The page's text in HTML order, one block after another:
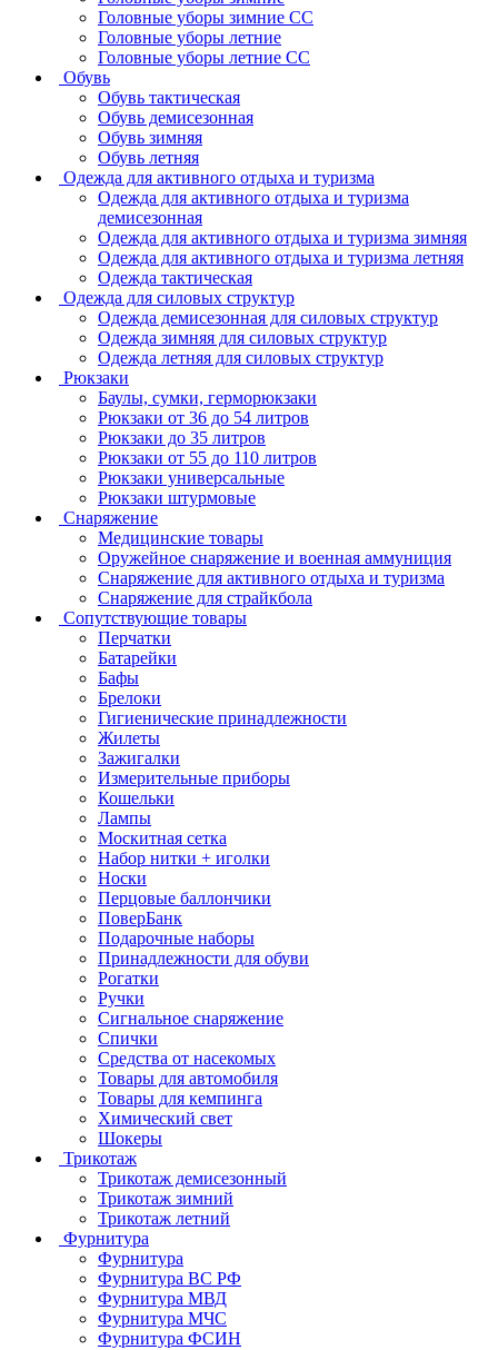
Головные уборы зимние СС
Головные уборы летние
Головные уборы летние СС
Обувь
Обувь тактическая
Обувь демисезонная
Обувь зимняя
Обувь летняя
Одежда для активного отдыха и туризма
Одежда для активного отдыха и туризма
демисезонная
Одежда для активного отдыха и туризма зимняя
Одежда для активного отдыха и туризма летняя
Одежда тактическая
Одежда для силовых структур
Одежда демисезонная для силовых структур
Одежда зимняя для силовых структур
Одежда летняя для силовых структур
Рюкзаки
Баулы, сумки, герморюкзаки
Рюкзаки от 36 до 54 литров
Рюкзаки до 35 литров
Рюкзаки от 55 до 110 литров
Рюкзаки универсальные
Рюкзаки штурмовые
Снаряжение
Медицинские товары
Оружейное снаряжение и военная аммуниция
Снаряжение для активного отдыха и туризма
Снаряжение для страйкбола
Сопутствующие товары
Перчатки
Батарейки
Бафы
Брелоки
Гигиенические принадлежности
Жилеты
Зажигалки
Измерительные приборы
Кошельки
Лампы
Москитная сетка
Набор нитки + иголки
Носки
Перцовые баллончики
ПоверБанк
Подарочные наборы
Принадлежности для обуви
Рогатки
Ручки
Сигнальное снаряжение
Спички
Средства от насекомых
Товары для автомобиля
Товары для кемпинга
Химический свет
Шокеры
Трикотаж
Трикотаж демисезонный
Трикотаж зимний
Трикотаж летний
Фурнитура
Фурнитура
Фурнитура ВС РФ
Фурнитура МВД
Фурнитура МЧС
Фурнитура ФСИН